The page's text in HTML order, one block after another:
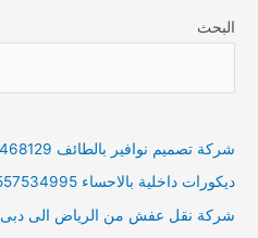
البحث
شركة تصميم نوافير بالطائف 0543468129 تنفيذ نوافير
ديكورات داخلية بالاحساء 0557534995 بديل خشب بديل رخام
شركة نقل عفش من الرياض الى دبى 0561162260